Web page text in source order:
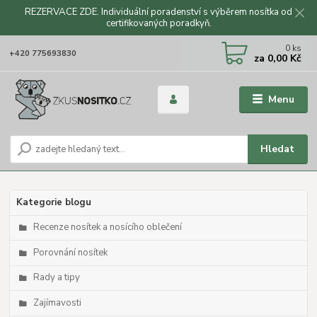
REZERVACE ZDE. Individuální poradenství s výběrem nosítka od
certifikovaných poradkyň.
Menu
Hledat
+420 775693830 0 ks
za 0,00 Kč
Kategorie blogu
Recenze nosítek a nosícího oblečení
Porovnání nosítek
Rady a tipy
Zajímavosti